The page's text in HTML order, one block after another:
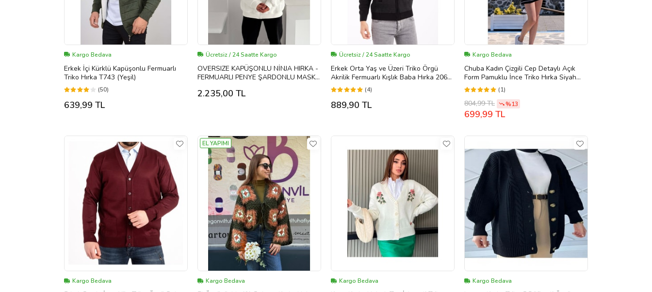
Kargo Bedava
Erkek İçi Kürklü Kapüşonlu Fermuarlı
Triko Hırka T743 (Yeşil)
(50)
639,99 TL
Ücretsiz / 24 Saatte Kargo
OVERSIZE KAPÜŞONLU NİNJA HIRKA -
FERMUARLI PENYE ŞARDONLU MASKE
2.235,00 TL
Ücretsiz / 24 Saatte Kargo
Erkek Orta Yaş ve Üzeri Triko Örgü
Akrilik Fermuarlı Kışlık Baba Hırka 2062-
Siyah
(4)
889,90 TL
Kargo Bedava
Chuba Kadın Çizgili Cep Detaylı Açık
Form Pamuklu İnce Triko Hırka Siyah
23S1010
(1)
804,99 TL %13
699,99 TL
Kargo Bedava
EL YAPIMI
Kargo Bedava Kargo Bedava Kargo Bedava